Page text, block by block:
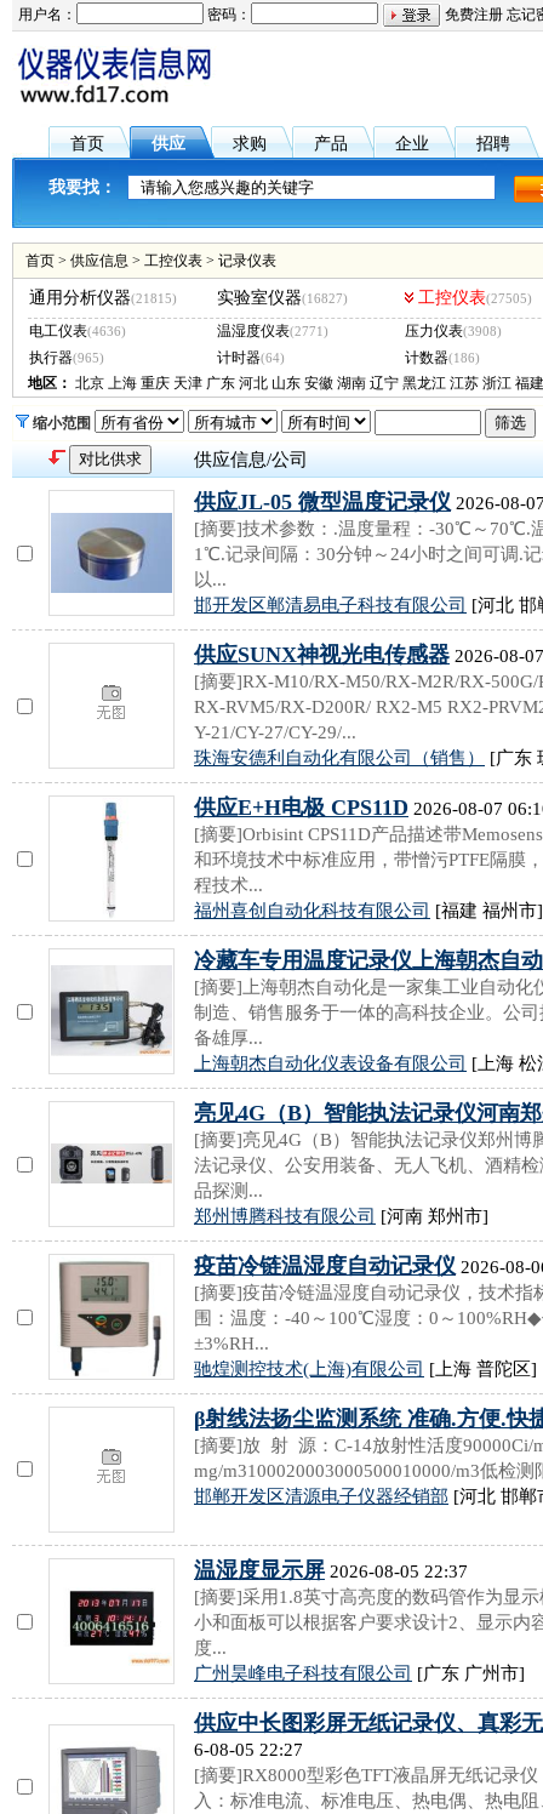
用户名： 密码： 免费注册 忘记
首页 供应 求购 产品 企业 招聘
我要找：
首页 > 供应信息 > 工控仪表 > 记录仪表
通用分析仪器(21815) 实验室仪器(16827) 工控仪表(27505)
电工仪表(4636) 温湿度仪表(2771) 压力仪表(3908)
执行器(965) 计时器(64) 计数器(186)
地区： 北京 上海 重庆 天津 广东 河北 山东 安徽 湖南 辽宁 黑龙江 江苏 浙江 福建
缩小范围
供应信息/公司
供应JL-05 微型温度记录仪 2026-08-
[摘要]技术参数：.温度量程：-30℃～70℃.
1℃.记录间隔：30分钟～24小时之间可调.
以...
邯开发区郸清易电子科技有限公司 [河北 邯
供应SUNX神视光电传感器 2026-08-
[摘要]RX-M10/RX-M50/RX-M2R/RX-
RX-RVM5/RX-D200R/ RX2-M5 RX2-
Y-21/CY-27/CY-29/...
珠海安德利自动化有限公司（销售）
[广东
供应E+H电极 CPS11D 2026-08-07
[摘要]Orbisint CPS11D产品描述带
和环境技术中标准应用，带憎污PTFE隔膜
程技术...
福州喜创自动化科技有限公司 [福建 福州市]
冷藏车专用温度记录仪上海朝杰自
[摘要]上海朝杰自动化是一家集工业自动化
制造、销售服务于一体的高科技企业。公
备雄厚...
上海朝杰自动化仪表设备有限公司 [上海 松
亮见4G（B）智能执法记录仪河南
[摘要]亮见4G（B）智能执法记录仪郑州博
法记录仪、公安用装备、无人飞机、酒精
品探测...
郑州博腾科技有限公司 [河南 郑州市]
疫苗冷链温湿度自动记录仪 2026-08-
[摘要]疫苗冷链温湿度自动记录仪，技术
围：温度：-40～100℃湿度：0～
±3%RH...
驰煌测控技术(上海)有限公司 [上海 普陀区]
β射线法扬尘监测系统 准确.方便.快
[摘要]放 射 源：C-14放射性活度90000Ci/
mg/m3100020003000500010000/m3低检
邯郸开发区清源电子仪器经销部 [河北 邯郸
温湿度显示屏 2026-08-05 22:37
[摘要]采用1.8英寸高亮度的数码管作为显
小和面板可以根据客户要求设计2、显示内
度...
广州昊峰电子科技有限公司 [广东 广州市]
供应中长图彩屏无纸记录仪、真彩
6-08-05 22:27
[摘要]RX8000型彩色TFT液晶屏无纸记录
入：标准电流、标准电压、热电偶、热电